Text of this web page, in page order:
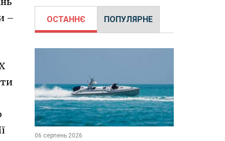
–
ОСТАННЄ ПОПУЛЯРНЕ
06 серпень 2026